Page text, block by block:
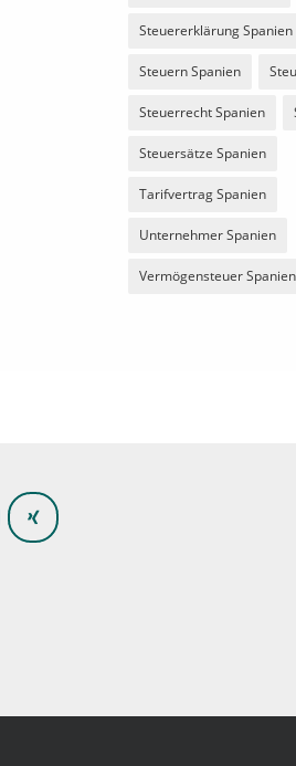
Steuererklärung Spanien
Steuern Spanien
Steuerrecht Spanien
Steuersätze Spanien
Tarifvertrag Spanien
Unternehmer Spanien
Vermögensteuer Spanien